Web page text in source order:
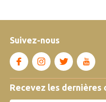
Suivez-nous
Recevez les